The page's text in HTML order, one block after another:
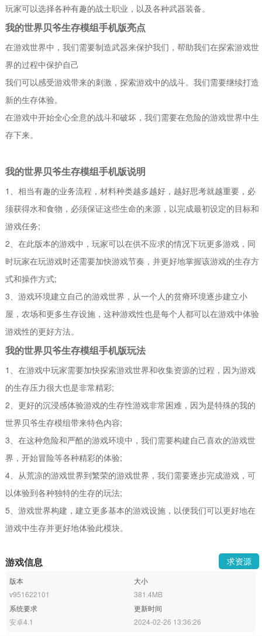
玩家可以选择各种有趣的战士职业，以及各种武器装备。
我的世界贝爷生存模组手机版亮点
在游戏世界中，我们需要制造武器来保护我们，帮助我们在探索游戏世
界的过程中保护自己
我们可以感受游戏带来的刺激，探索游戏中的战斗。我们需要继续打造
新的生存体验。
在游戏中开始全心全意的战斗和破坏，我们需要在危险的游戏世界中生
存下来。
我的世界贝爷生存模组手机版说明
1、相当有趣的业务流程，材料种类越多越好，越好思考就越重要，必
须获得水和食物，必须保证这些生命的来源，以完成最初设定的目标和
游戏任务;
2、在此版本的游戏中，玩家可以在供不应求的情况下玩更多游戏，同
时玩家在玩游戏时还需要加快游戏节奏，并更好地掌握该游戏的生存方
式和操作方式;
3、游戏环境建立自己的游戏世界，从一个人的贫瘠环境逐步建立小
屋，农场和更多生存设施，这种游戏性也是每个人都可以在游戏中体验
游戏性的更好方法。
我的世界贝爷生存模组手机版玩法
1、在游戏中玩家需要加快探索游戏世界和收集资源的过程，因为游戏
的生存压力很大也是非常精彩;
2、更好的沉浸感体验游戏的生存性游戏非常困难，因为是特殊的我的
世界贝爷生存模组带来特色内容;
3、在这种危险和严酷的游戏环境中，我们需要构建自己喜欢的游戏世
界，开始冒险等各种精彩的体验;
4、从荒凉的游戏世界到繁荣的游戏世界，我们需要逐步完成游戏，可
以体验到各种独特的生存的玩法;
5、游戏世界构建，建立更多基本的游戏设施，以便我们可以更好地在
游戏中生存并更好地体验此模块。
游戏信息 求资源
版本
v951622101
大小
381.4MB
系统要求
安卓4.1
更新时间
2024-02-26 13:36:26